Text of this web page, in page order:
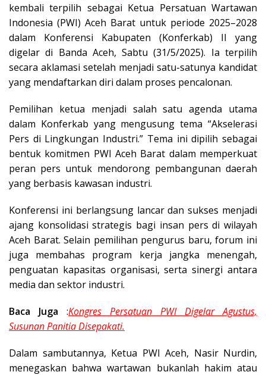
kembali terpilih sebagai Ketua Persatuan Wartawan
Indonesia (PWI) Aceh Barat untuk periode 2025–2028
dalam Konferensi Kabupaten (Konferkab) II yang
digelar di Banda Aceh, Sabtu (31/5/2025). Ia terpilih
secara aklamasi setelah menjadi satu-satunya kandidat
yang mendaftarkan diri dalam proses pencalonan.
Pemilihan ketua menjadi salah satu agenda utama
dalam Konferkab yang mengusung tema “Akselerasi
Pers di Lingkungan Industri.” Tema ini dipilih sebagai
bentuk komitmen PWI Aceh Barat dalam memperkuat
peran pers untuk mendorong pembangunan daerah
yang berbasis kawasan industri.
Konferensi ini berlangsung lancar dan sukses menjadi
ajang konsolidasi strategis bagi insan pers di wilayah
Aceh Barat. Selain pemilihan pengurus baru, forum ini
juga membahas program kerja jangka menengah,
penguatan kapasitas organisasi, serta sinergi antara
media dan sektor industri.
Baca Juga :Kongres Persatuan PWI Digelar Agustus,
Susunan Panitia Disepakati.
Dalam sambutannya, Ketua PWI Aceh, Nasir Nurdin,
menegaskan bahwa wartawan bukanlah hakim atau